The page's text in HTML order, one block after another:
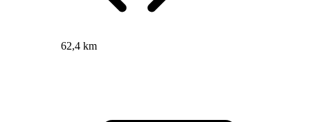
62,4 km